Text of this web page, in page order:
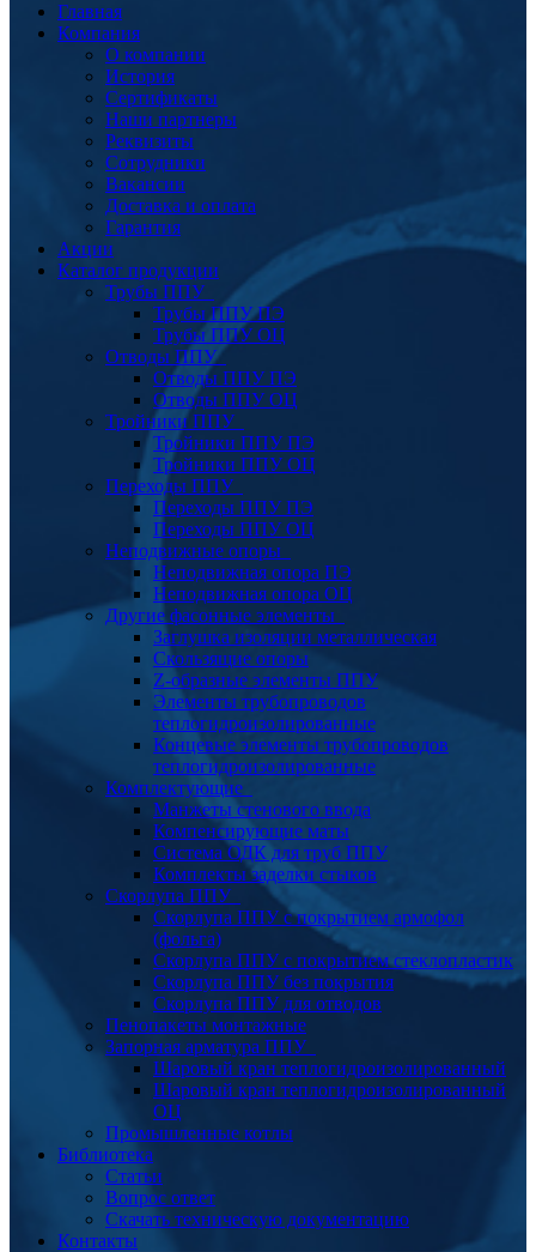
Главная
Компания
О компании
История
Сертификаты
Наши партнеры
Реквизиты
Сотрудники
Вакансии
Доставка и оплата
Гарантия
Акции
Каталог продукции
Трубы ППУ
Трубы ППУ ПЭ
Трубы ППУ ОЦ
Отводы ППУ
Отводы ППУ ПЭ
Отводы ППУ ОЦ
Тройники ППУ
Тройники ППУ ПЭ
Тройники ППУ ОЦ
Переходы ППУ
Переходы ППУ ПЭ
Переходы ППУ ОЦ
Неподвижные опоры
Неподвижная опора ПЭ
Неподвижная опора ОЦ
Другие фасонные элементы
Заглушка изоляции металлическая
Скользящие опоры
Z-образные элементы ППУ
Элементы трубопроводов
теплогидроизолированные
Концевые элементы трубопроводов
теплогидроизолированные
Комплектующие
Манжеты стенового ввода
Компенсирующие маты
Система ОДК для труб ППУ
Комплекты заделки стыков
Скорлупа ППУ
Скорлупа ППУ с покрытием армофол
(фольга)
Скорлупа ППУ с покрытием стеклопластик
Скорлупа ППУ без покрытия
Скорлупа ППУ для отводов
Пенопакеты монтажные
Запорная арматура ППУ
Шаровый кран теплогидроизолированный
Шаровый кран теплогидроизолированный
ОЦ
Промышленные котлы
Библиотека
Статьи
Вопрос ответ
Скачать техническую документацию
Контакты